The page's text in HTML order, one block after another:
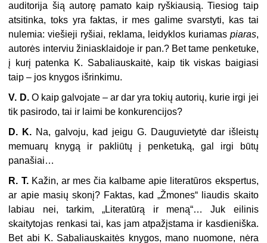
auditorija šią autorę pamato kaip ryškiausią. Tiesiog taip
atsitinka, toks yra faktas, ir mes galime svarstyti, kas tai
nulemia: viešieji ryšiai, reklama, leidyklos kuriamas piaras,
autorės interviu žiniasklaidoje ir pan.? Bet tame penketuke,
į kurį patenka K. Sabaliauskaitė, kaip tik viskas baigiasi
taip – jos knygos išrinkimu.
V. D.O kaip galvojate – ar dar yra tokių autorių, kurie irgi jei
tik pasirodo, tai ir laimi be konkurencijos?
D. K. Na, galvoju, kad jeigu G. Dauguvietytė dar išleistų
memuarų knygą ir pakliūtų į penketuką, gal irgi būtų
panašiai…
R. T.Kažin, ar mes čia kalbame apie literatūros ekspertus,
ar apie masių skonį? Faktas, kad „Žmones“ liaudis skaito
labiau nei, tarkim, „Literatūrą ir meną“… Juk eilinis
skaitytojas renkasi tai, kas jam atpažįstama ir kasdieniška.
Bet abi K. Sabaliauskaitės knygos, mano nuomone, nėra